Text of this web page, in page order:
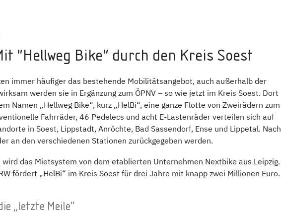
"Hellweg Bike" durch den Kreis Soest
immer häufiger das bestehende Mobilitätsangebot, auch außerhalb der
werden sie in Ergänzung zum ÖPNV – so wie jetzt im Kreis Soest. Dort
Namen „Hellweg Bike“, kurz „HelBi“, eine ganze Flotte von Zweirädern zum
Fahrräder, 46 Pedelecs und acht E-Lastenräder verteilen sich auf
in Soest, Lippstadt, Anröchte, Bad Sassendorf, Ense und Lippetal. Nach
an den verschiedenen Stationen zurückgegeben werden.
das Mietsystem von dem etablierten Unternehmen Nextbike aus Leipzig.
fördert „HelBi“ im Kreis Soest für drei Jahre mit knapp zwei Millionen Euro.
„letzte Meile“